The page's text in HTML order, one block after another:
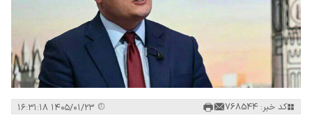
کد خبر: 768544